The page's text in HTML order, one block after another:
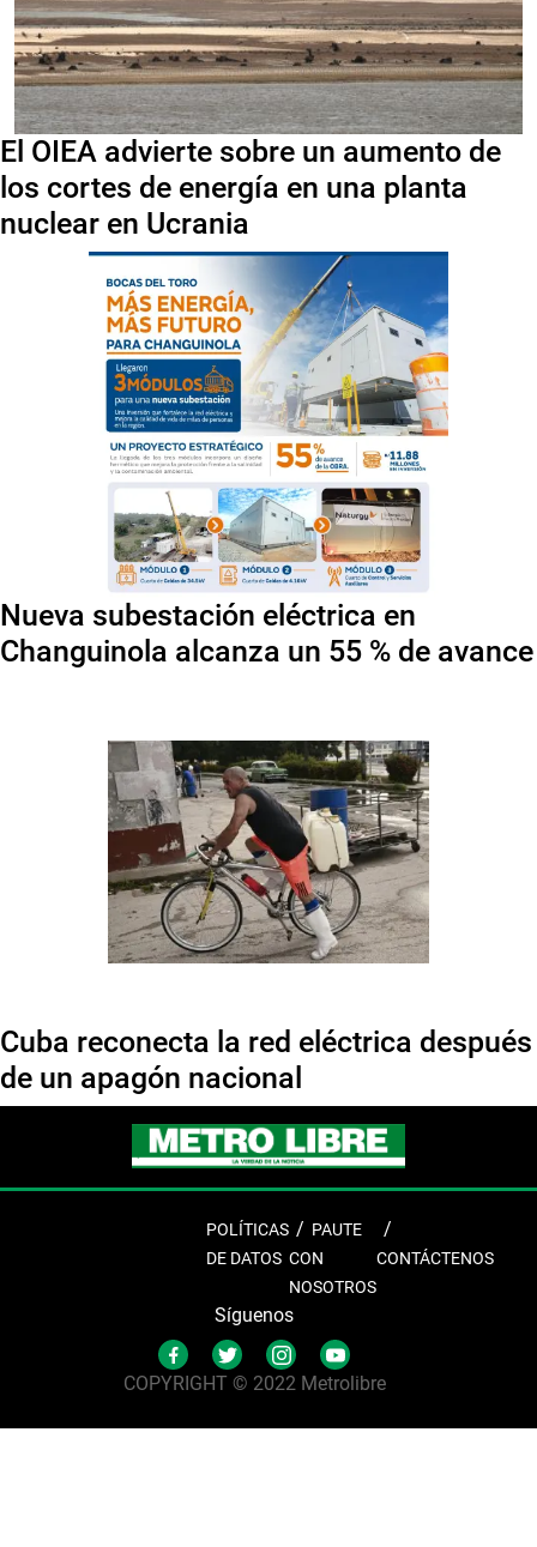
El OIEA advierte sobre un aumento de
los cortes de energía en una planta
nuclear en Ucrania
Nueva subestación eléctrica en
Changuinola alcanza un 55 % de avance
Cuba reconecta la red eléctrica después
de un apagón nacional
POLÍTICAS
DE DATOS
PAUTE
CON
NOSOTROS
CONTÁCTENOS
Síguenos
COPYRIGHT © 2022 Metrolibre